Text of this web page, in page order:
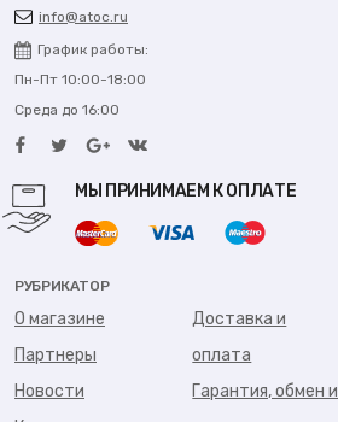
info@atoc.ru
График работы:
Пн-Пт 10:00-18:00
Среда до 16:00
МЫ ПРИНИМАЕМ К ОПЛАТЕ
РУБРИКАТОР
О магазине
Партнеры
Новости
Доставка и
оплата
Гарантия, обмен и